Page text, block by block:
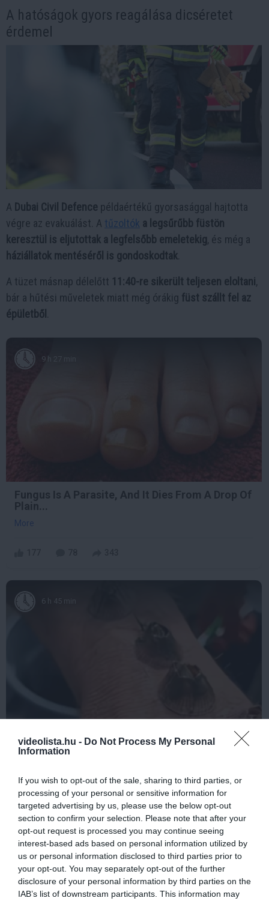
videolista.hu - Do Not Process My Personal
Information
If you wish to opt-out of the sale, sharing to third parties, or
processing of your personal or sensitive information for
targeted advertising by us, please use the below opt-out
section to confirm your selection. Please note that after your
opt-out request is processed you may continue seeing
interest-based ads based on personal information utilized by
us or personal information disclosed to third parties prior to
your opt-out. You may separately opt-out of the further
disclosure of your personal information by third parties on the
IAB’s list of downstream participants. This information may
A hatóságok gyors reagálása dicséretet
érdemel
A Dubai Civil Defence példaértékű gyorsasággal hajtotta
végre az evakuálást. A tűzoltók a legsűrűbb füstön
keresztül is eljutottak a legfelsőbb emeletekig, és még a
háziállatok mentéséről is gondoskodtak
A tüzet másnap délelőtt 11:40-re sikerült teljesen eloltani ,
bár a hűtési műveletek miatt még órákig füst szállt fel az
épületből
9 h 27 min
Fungus Is A Parasite, And It Dies From A Drop Of
Plain...
More
6 h 45 min
5 Hidden Signs You Have Worms Inside Your
Body
490 48 276
9 h 20 min